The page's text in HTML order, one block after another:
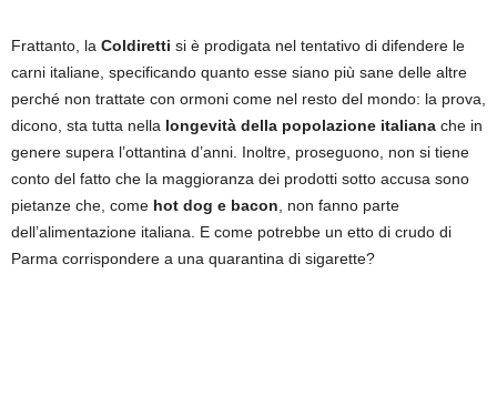
Frattanto, la Coldiretti si è prodigata nel tentativo di difendere le
carni italiane, specificando quanto esse siano più sane delle altre
perché non trattate con ormoni come nel resto del mondo: la prova,
dicono, sta tutta nella longevità della popolazione italiana che in
genere supera l’ottantina d’anni. Inoltre, proseguono, non si tiene
conto del fatto che la maggioranza dei prodotti sotto accusa sono
pietanze che, come hot dog e bacon, non fanno parte
dell’alimentazione italiana. E come potrebbe un etto di crudo di
Parma corrispondere a una quarantina di sigarette?